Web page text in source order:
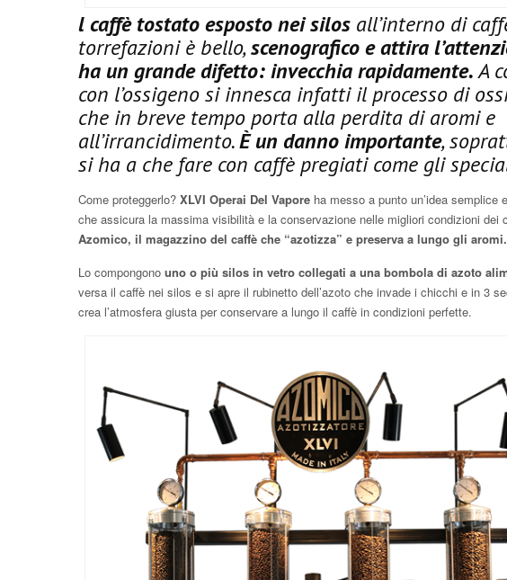
l caffè tostato esposto nei silos all’interno di
torrefazioni è bello,scenografico e attira
ha un grande difetto: invecchia rapidamente.A
con l’ossigeno si innesca infatti il processo di
che in breve tempo porta alla perdita di aromi e
all’irrancidimento.È un danno importante,
si ha a che fare con caffè pregiati come gli
Come proteggerlo? XLVI Operai Del Vapore ha messo a punto un’idea semplice
che assicura la massima visibilità e la conservazione nelle migliori condizioni dei
Azomico, il magazzino del caffè che “azotizza” e preserva a lungo gli aromi.
Lo compongono uno o più silos in vetro collegati a una bombola di azoto
versa il caffè nei silos e si apre il rubinetto dell’azoto che invade i chicchi e in 3
crea l’atmosfera giusta per conservare a lungo il caffè in condizioni perfette.